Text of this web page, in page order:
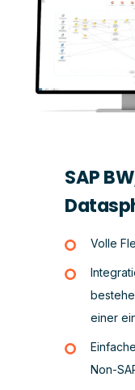
SAP
Volle
einer
Non-